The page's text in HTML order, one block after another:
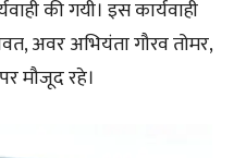
की गयी। इस कार्यवाही
अवर अभियंता गौरव तोमर,
मौजूद रहे।